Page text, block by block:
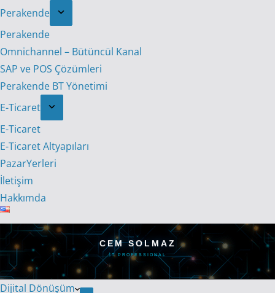
Perakende
Perakende
Omnichannel – Bütüncül Kanal
SAP ve POS Çözümleri
Perakende BT Yönetimi
E-Ticaret
E-Ticaret
E-Ticaret Altyapıları
PazarYerleri
İletişim
Hakkımda
CEM SOLMAZ
IT PROFESSIONAL
Dijital Dönüşüm